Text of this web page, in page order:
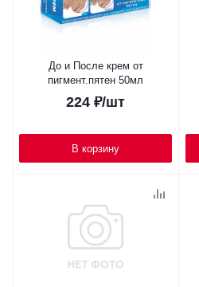
До и После крем от
пигмент.пятен 50мл
224 ₽/шт
В корзину